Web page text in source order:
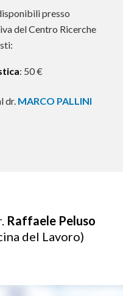
presso
del Centro Ricerche
: 50 €
dr. MARCO PALLINI
Raffaele Peluso
del Lavoro)